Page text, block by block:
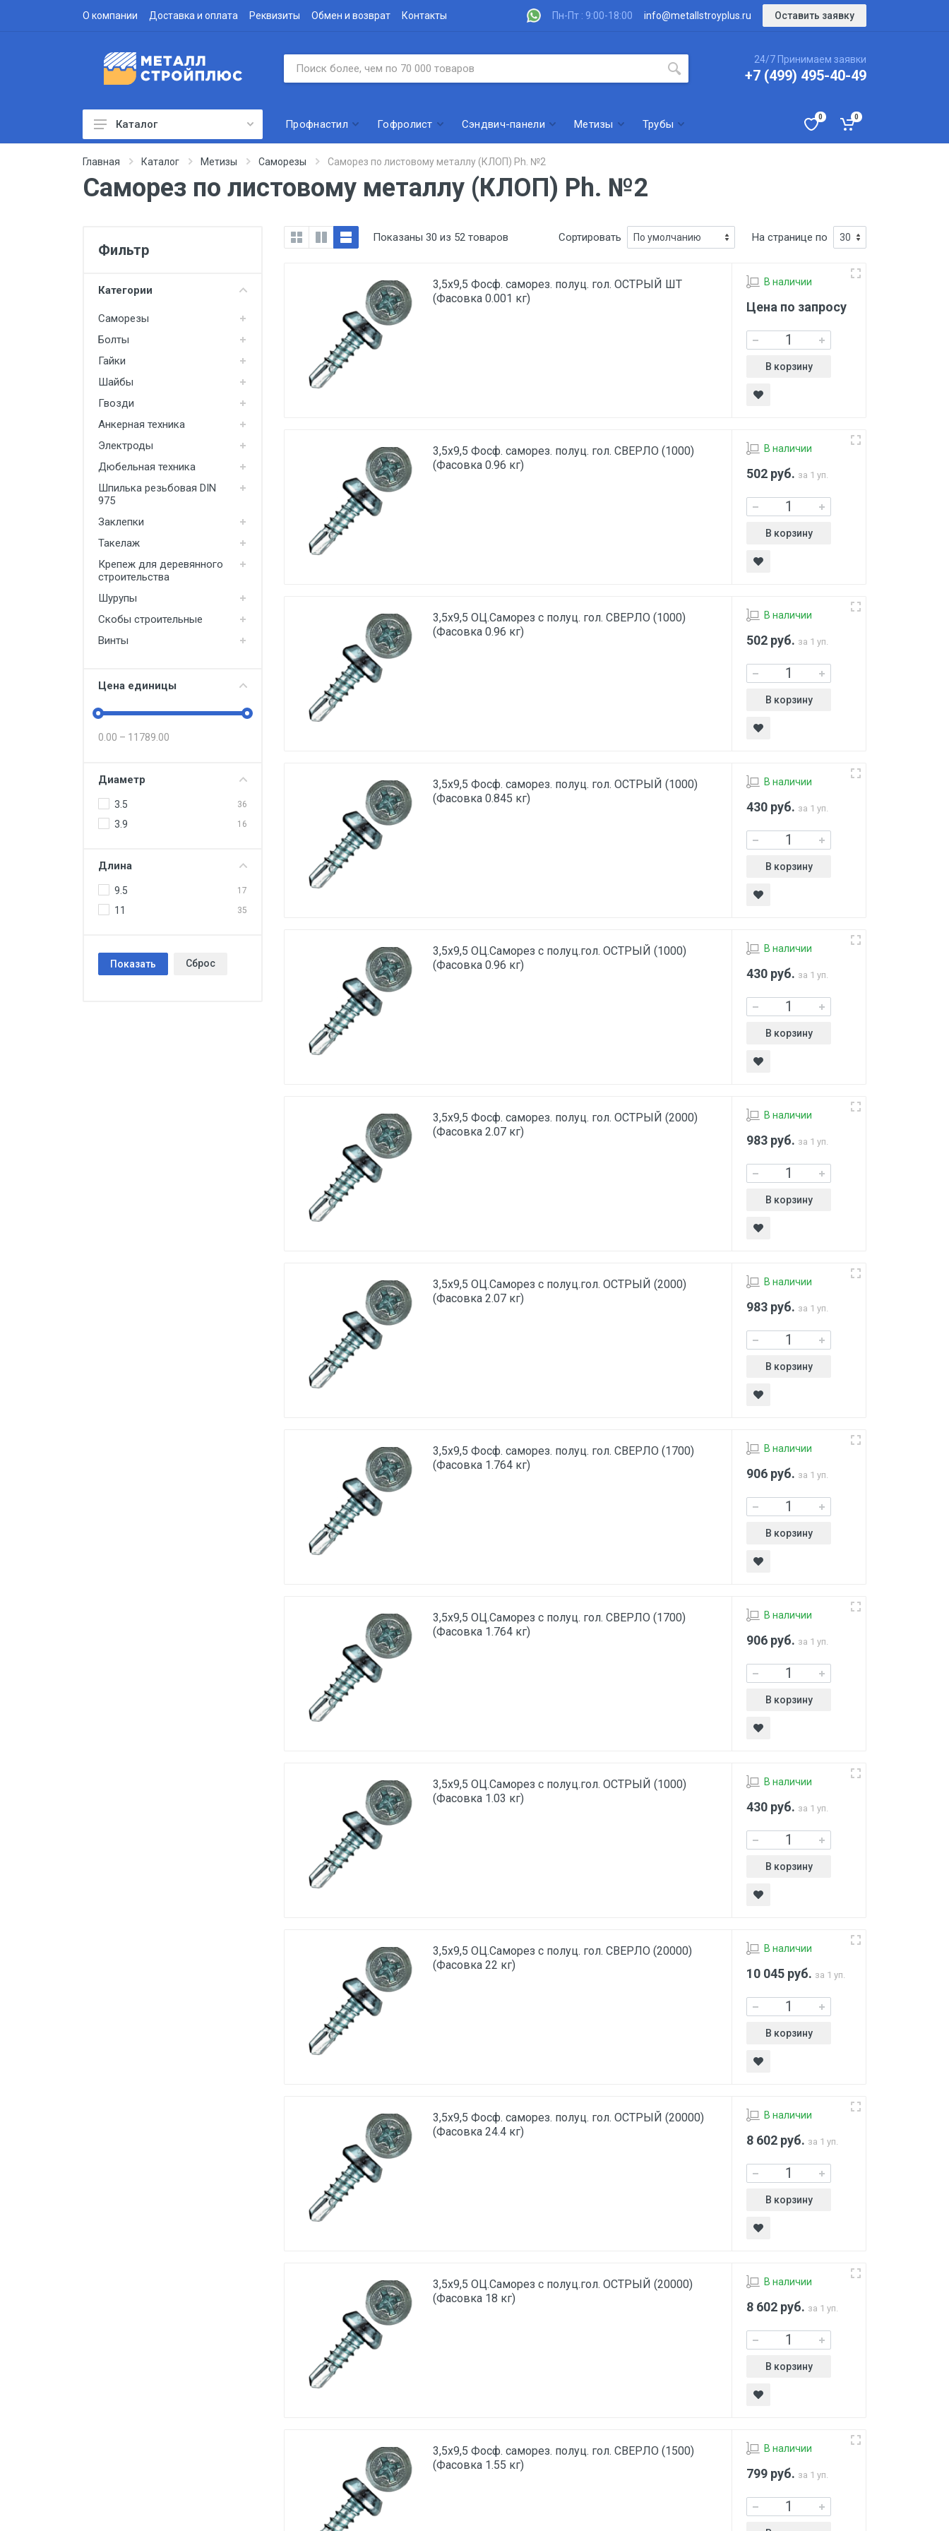
О компании Доставка и оплата Реквизиты Обмен и возврат Контакты Пн-Пт : 9:00-18:00 info@metallstroyplus.ru Оставить заявку
24/7 Принимаем заявки
+7 (499) 495-40-49
Профнастил
Водосточная система
Гофролист
Производство
Штакетник
Черный металлопрокат
Нержавеющий металлопрокат
Детали трубопроводов и
метизы
Оцинкованный металлопрокат
Запорная арматура
Цветные металлы
Поликарбонат
ЖБИ
Каталог Профнастил Гофролист Сэндвич-панели Метизы Трубы
0 0
Главная Каталог Метизы Саморезы Саморез по листовому металлу (КЛОП) Ph. №2
Саморез по листовому металлу (КЛОП) Ph. №2
Фильтр
Категории
Саморезы
Болты
Гайки
Шайбы
Гвозди
Анкерная техника
Электроды
Дюбельная техника
Шпилька резьбовая DIN
975
Заклепки
Такелаж
Крепеж для деревянного
строительства
Шурупы
Скобы строительные
Винты
Цена единицы
0.00 – 11789.00
Диаметр
3.5 36
3.9 16
Длина
9.5 17
11 35
Показать Сброс
Показаны 30 из 52 товаров Сортировать На странице по
3,5х9,5 Фосф. саморез. полуц. гол. ОСТРЫЙ ШТ
(Фасовка 0.001 кг)
В наличии
Цена по запросу
В корзину
3,5х9,5 Фосф. саморез. полуц. гол. СВЕРЛО (1000)
(Фасовка 0.96 кг)
В наличии
502 руб. за 1 уп.
В корзину
3,5х9,5 ОЦ.Саморез с полуц. гол. СВЕРЛО (1000)
(Фасовка 0.96 кг)
В наличии
502 руб. за 1 уп.
В корзину
3,5х9,5 Фосф. саморез. полуц. гол. ОСТРЫЙ (1000)
(Фасовка 0.845 кг)
В наличии
430 руб. за 1 уп.
В корзину
3,5х9,5 ОЦ.Саморез с полуц.гол. ОСТРЫЙ (1000)
(Фасовка 0.96 кг)
В наличии
430 руб. за 1 уп.
В корзину
3,5х9,5 Фосф. саморез. полуц. гол. ОСТРЫЙ (2000)
(Фасовка 2.07 кг)
В наличии
983 руб. за 1 уп.
В корзину
3,5х9,5 ОЦ.Саморез с полуц.гол. ОСТРЫЙ (2000)
(Фасовка 2.07 кг)
В наличии
983 руб. за 1 уп.
В корзину
3,5х9,5 Фосф. саморез. полуц. гол. СВЕРЛО (1700)
(Фасовка 1.764 кг)
В наличии
906 руб. за 1 уп.
В корзину
3,5х9,5 ОЦ.Саморез с полуц. гол. СВЕРЛО (1700)
(Фасовка 1.764 кг)
В наличии
906 руб. за 1 уп.
В корзину
3,5х9,5 ОЦ.Саморез с полуц.гол. ОСТРЫЙ (1000)
(Фасовка 1.03 кг)
В наличии
430 руб. за 1 уп.
В корзину
3,5х9,5 ОЦ.Саморез с полуц. гол. СВЕРЛО (20000)
(Фасовка 22 кг)
В наличии
10 045 руб. за 1 уп.
В корзину
3,5х9,5 Фосф. саморез. полуц. гол. ОСТРЫЙ (20000)
(Фасовка 24.4 кг)
В наличии
8 602 руб. за 1 уп.
В корзину
3,5х9,5 ОЦ.Саморез с полуц.гол. ОСТРЫЙ (20000)
(Фасовка 18 кг)
В наличии
8 602 руб. за 1 уп.
В корзину
3,5х9,5 Фосф. саморез. полуц. гол. СВЕРЛО (1500)
(Фасовка 1.55 кг)
В наличии
799 руб. за 1 уп.